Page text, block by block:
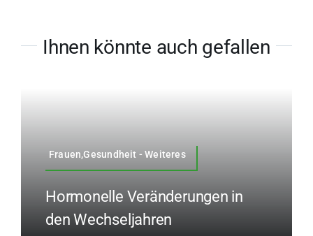
Ihnen könnte auch gefallen
Frauen,Gesundheit - Weiteres
Hormonelle Veränderungen in
den Wechseljahren